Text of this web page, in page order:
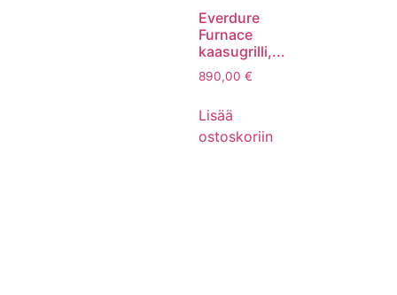
Everdure
Furnace
kaasugrilli,...
890,00 €
Lisää
ostoskoriin